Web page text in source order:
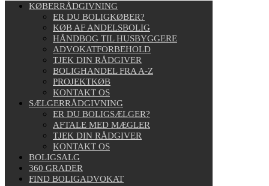
KØBERRÅDGIVNING
ER DU BOLIGKØBER?
KØB AF ANDELSBOLIG
HÅNDBOG TIL HUSBYGGERE
ADVOKATFORBEHOLD
TJEK DIN RÅDGIVER
BOLIGHANDEL FRA A-Z
PROJEKTKØB
KONTAKT OS
SÆLGERRÅDGIVNING
ER DU BOLIGSÆLGER?
AFTALE MED MÆGLER
TJEK DIN RÅDGIVER
KONTAKT OS
BOLIGSALG
360 GRADER
FIND BOLIGADVOKAT